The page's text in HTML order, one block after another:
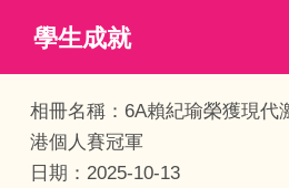
學生成就
相冊名稱：6A賴紀瑜榮獲現代
港個人賽冠軍
日期：2025-10-13